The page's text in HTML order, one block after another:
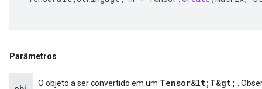
Parâmetros
O objeto a ser convertido em um Tensor&lt;T&gt;
.